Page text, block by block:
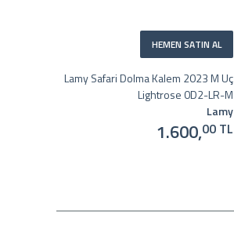
HEMEN SATIN AL
Lamy Safari Dolma Kalem 2023 M Uç
Lightrose 0D2-LR-M
Lamy
1.600,00 TL